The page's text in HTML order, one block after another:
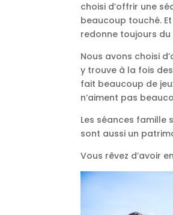
choisi d’offrir une
beaucoup touché.
redonne toujours
Nous avons choisi
y trouve à la fois
fait beaucoup de
n’aiment pas
Les séances famille
sont aussi un
Vous rêvez d’avoir